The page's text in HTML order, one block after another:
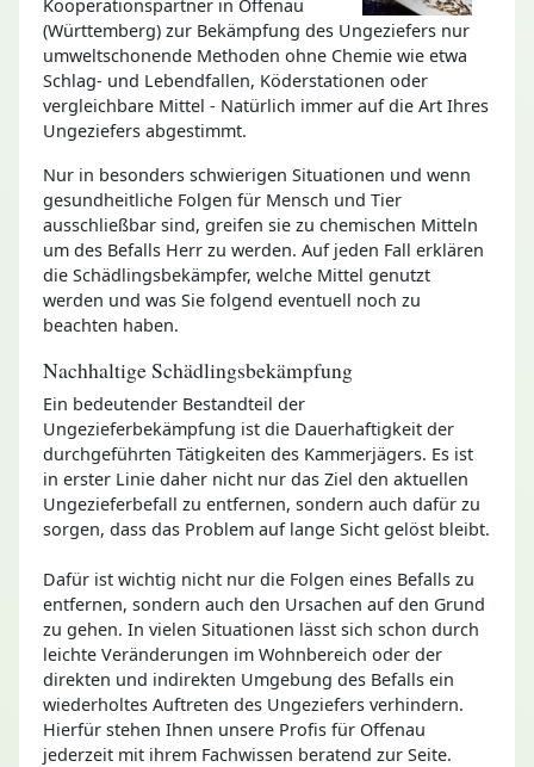
Kooperationspartner in Offenau
(Württemberg) zur Bekämpfung des Ungeziefers nur
umweltschonende Methoden ohne Chemie wie etwa
Schlag- und Lebendfallen, Köderstationen oder
vergleichbare Mittel - Natürlich immer auf die Art Ihres
Ungeziefers abgestimmt.
Nur in besonders schwierigen Situationen und wenn
gesundheitliche Folgen für Mensch und Tier
ausschließbar sind, greifen sie zu chemischen Mitteln
um des Befalls Herr zu werden. Auf jeden Fall erklären
die Schädlingsbekämpfer, welche Mittel genutzt
werden und was Sie folgend eventuell noch zu
beachten haben.
Nachhaltige Schädlingsbekämpfung
Ein bedeutender Bestandteil der
Ungezieferbekämpfung ist die Dauerhaftigkeit der
durchgeführten Tätigkeiten des Kammerjägers. Es ist
in erster Linie daher nicht nur das Ziel den aktuellen
Ungezieferbefall zu entfernen, sondern auch dafür zu
sorgen, dass das Problem auf lange Sicht gelöst bleibt.
Dafür ist wichtig nicht nur die Folgen eines Befalls zu
entfernen, sondern auch den Ursachen auf den Grund
zu gehen. In vielen Situationen lässt sich schon durch
leichte Veränderungen im Wohnbereich oder der
direkten und indirekten Umgebung des Befalls ein
wiederholtes Auftreten des Ungeziefers verhindern.
Hierfür stehen Ihnen unsere Profis für Offenau
jederzeit mit ihrem Fachwissen beratend zur Seite.